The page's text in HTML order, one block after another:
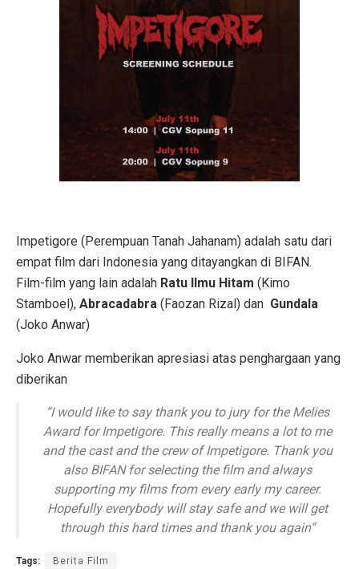
Impetigore (Perempuan Tanah Jahanam) adalah satu dari
empat film dari Indonesia yang ditayangkan di BIFAN.
Film-film yang lain adalah Ratu Ilmu Hitam (Kimo
Stamboel), Abracadabra (Faozan Rizal) dan Gundala
(Joko Anwar)
Joko Anwar memberikan apresiasi atas penghargaan yang
diberikan
“I would like to say thank you to jury for the Melies
Award for Impetigore. This really means a lot to me
and the cast and the crew of Impetigore. Thank you
also BIFAN for selecting the film and always
supporting my films from every early my career.
Hopefully everybody will stay safe and we will get
through this hard times and thank you again“
Tags: Berita Film